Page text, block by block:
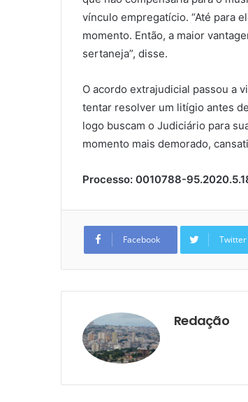
vínculo empregatício. “Até para
momento. Então, a maior
sertaneja”, disse.
O acordo extrajudicial passou a
tentar resolver um litígio antes
logo buscam o Judiciário para
momento mais demorado,
Processo: 0010788-
Facebook Twitter
Redação